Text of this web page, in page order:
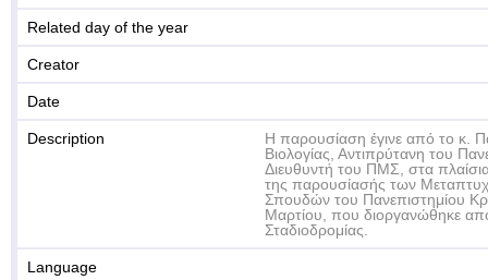
Related day of the year
Creator
Date
Description
Η παρουσίαση έγινε από το κ.
Βιολογίας, Αντιπρύτανη του
Διευθυντή του ΠΜΣ, στα
της παρουσίασής των
Σπουδών του Πανεπιστημίου
Μαρτίου, που διοργανώθηκε
Σταδιοδρομίας.
Language